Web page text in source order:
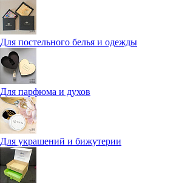
Для постельного белья и одежды
Для парфюма и духов
Для украшений и бижутерии